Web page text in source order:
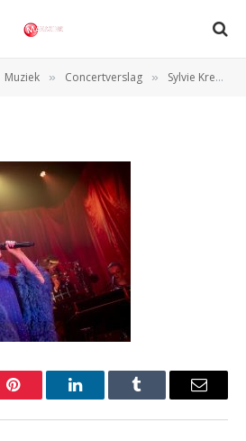
Muziek » Concertverslag » Sylvie Kreusch betoverde de Muziekgieterij in Maastricht
by Christophe
Pinterest LinkedInTumblr Email